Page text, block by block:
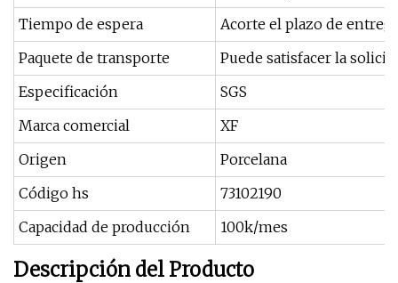
Tiempo de espera
Acorte el plazo de
Paquete de transporte
Puede satisfacer la
Especificación
SGS
Marca comercial
XF
Origen
Porcelana
Código hs
73102190
Capacidad de producción
100k/mes
Descripción del Producto